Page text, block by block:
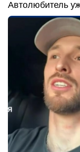
Автолюбитель